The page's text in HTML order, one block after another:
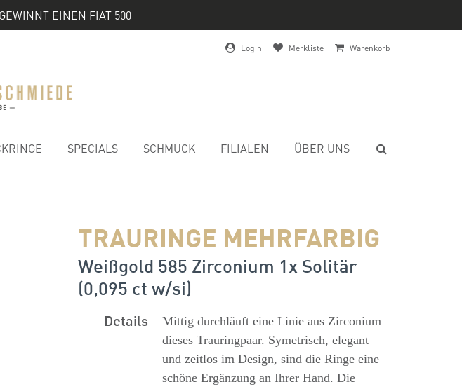
EINEN FIAT 500
Login Merkliste Warenkorb
SPECIALS SCHMUCK FILIALEN ÜBER UNS
TRAURINGE MEHRFARBIG
Weißgold 585 Zirconium 1x Solitär
(0,095 ct w/si)
Details
Mittig durchläuft eine Linie aus Zirconium
dieses Trauringpaar. Symetrisch, elegant
und zeitlos im Design, sind die Ringe eine
schöne Ergänzung an Ihrer Hand. Die